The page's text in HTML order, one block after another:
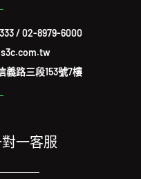
/02-8979-6000
義路三段153號7樓
一客服